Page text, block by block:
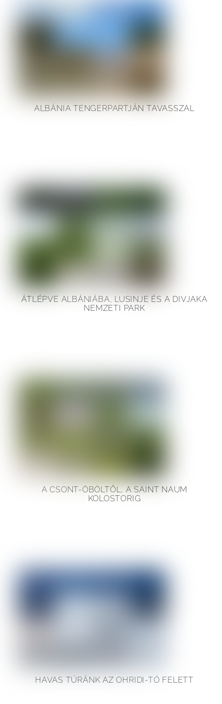
ALBÁNIA TENGERPARTJÁN TAVASSZAL
ÁTLÉPVE ALBÁNIÁBA, LUSINJE ÉS A DIVJAKA
NEMZETI PARK
A CSONT-ÖBÖLTŐL, A SAINT NAUM
KOLOSTORIG
HAVAS TÚRÁNK AZ OHRIDI-TÓ FELETT